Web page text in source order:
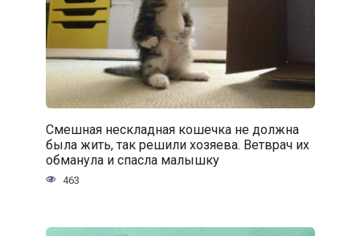
Смешная нескладная кошечка не должна
была жить, так решили хозяева. Ветврач их
обманула и спасла малышку
463